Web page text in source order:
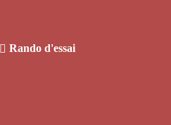
Rando d'essai